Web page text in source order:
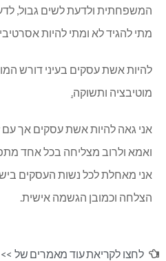
המשפחתית ולדעת לשים גבול,
מתי להגיד לא ומתי להיות
להיות אשת עסקים בעיני דורש
מוטיבציה ותשוקה.
אני גאה להיות אשת עסקים אך עם
ואמא ולרוב מצליחה בכל אחד
אני מאחלת לכל נשות העסקים
הצלחה וכמובן הגשמה אישית.
לחצו לקריאת עוד מאמרים של >>